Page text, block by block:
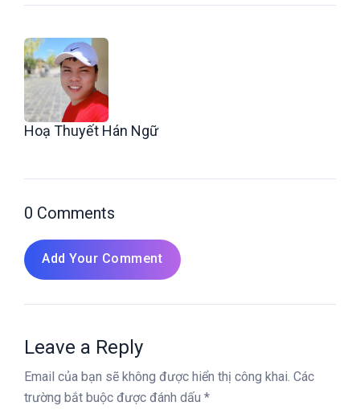
Hoạ Thuyết Hán Ngữ
0 Comments
Add Your Comment
Leave a Reply
Email của bạn sẽ không được hiển thị công khai. Các
trường bắt buộc được đánh dấu *